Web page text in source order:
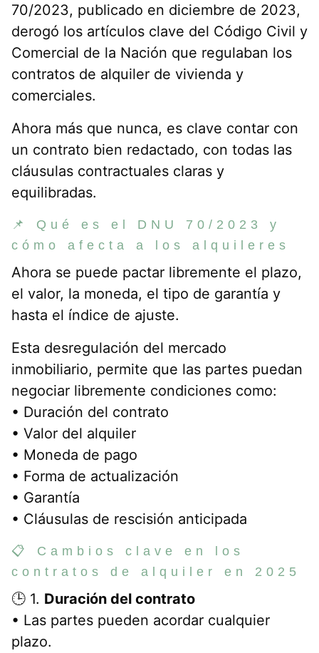
70/2023, publicado en diciembre de 2023,
derogó los artículos clave del Código Civil y
Comercial de la Nación que regulaban los
contratos de alquiler de vivienda y
comerciales.
Ahora más que nunca, es clave contar con
un contrato bien redactado, con todas las
cláusulas contractuales claras y
equilibradas.
📌 Qué es el DNU 70/2023 y
cómo afecta a los alquileres
Ahora se puede pactar libremente el plazo,
el valor, la moneda, el tipo de garantía y
hasta el índice de ajuste.
Esta desregulación del mercado
inmobiliario, permite que las partes puedan
negociar libremente condiciones como:
• Duración del contrato
• Valor del alquiler
• Moneda de pago
• Forma de actualización
• Garantía
• Cláusulas de rescisión anticipada
📋 Cambios clave en los
contratos de alquiler en 2025
🕒 1. Duración del contrato
• Las partes pueden acordar cualquier
plazo.